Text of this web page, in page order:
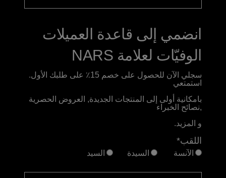
انضمي إلى قاعدة العميلات
الوفيّات لعلامة NARS
سجلي الآن للحصول على خصم 15٪ على طلبك الأول.
استمتعي
بامكانية أولى إلى المنتجات الجديدة, العروض الحصرية
,نصائح الخبراء
و المزيد.
اللقب*
الآنسة السيدة السيد